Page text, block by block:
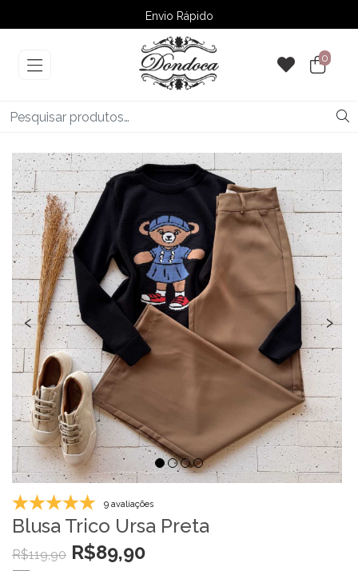
Envio Rápido
➚ Ofertas– Até 60% OFF
0
‹ ›
9 avaliações
Blusa Trico Ursa Preta
R$119,90 R$89,90